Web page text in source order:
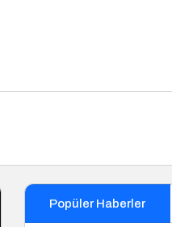
Popüler Haberler